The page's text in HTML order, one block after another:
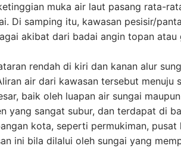
muka air laut pasang rata-
Di samping itu, kawasan pesisir/
akibat dari badai angin topan atau
rendah di kiri dan kanan alur
air dari kawasan tersebut menuju
baik oleh luapan air sungai
yang sangat subur, dan terdapat di
kota, seperti permukiman, pusat
ini bila dilalui oleh sungai yang